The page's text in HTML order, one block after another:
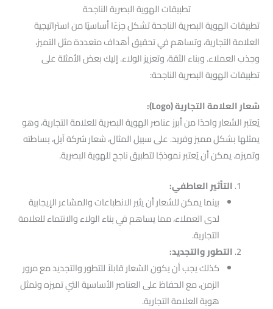
تطبيقات الهوية البصرية الناجحة
تطبيقات الهوية البصرية الناجحة تشكل جزءًا أساسيًا من استراتيجية
العلامة التجارية، وتساهم في تحقيق أهداف متعددة مثل التميز،
وجذب العملاء. وبناء الثقة، وتعزيز الولاء. إليك بعض الأمثلة على
تطبيقات الهوية البصرية الناجحة:
شعار العلامة التجارية (Logo):
يُعتبر الشعار واحدًا من أبرز عناصر الهوية البصرية للعلامة التجارية، وهو
يمثلها بشكل مميز وفريد. على سبيل المثال، شعار شركة آبل، بساطته
وتميزه. يمكن أن يُعتبر نموذجًا لتطبيق ناجح للهوية البصرية.
التأثير العاطفي:
بينما يمكن للشعار أن يثير الانطباعات والمشاعر الإيجابية
لدى العملاء، مما يساهم في بناء الولاء والانتماء للعلامة
التجارية.
التطور والتجديد:
كذلك يجب أن يكون الشعار قابلاً للتطور والتجديد مع مرور
الزمن، مع الحفاظ على العناصر الأساسية التي تميزه وتمثل
هوية العلامة التجارية.